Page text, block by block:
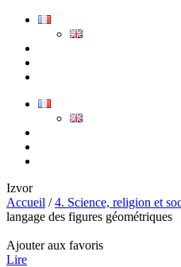
Izvor
Accueil /4. Science, religion et
langage des figures géométriques
Ajouter aux favoris
Lire